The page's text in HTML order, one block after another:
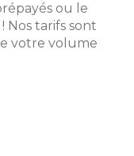
ou le
Nos tarifs sont
votre volume